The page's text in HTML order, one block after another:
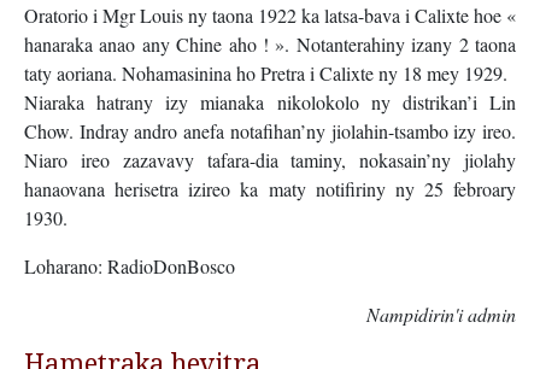
Oratorio i Mgr Louis ny taona 1922 ka latsa-bava i Calixte hoe «
hanaraka anao any Chine aho ! ». Notanterahiny izany 2 taona
taty aoriana. Nohamasinina ho Pretra i Calixte ny 18 mey 1929.
Niaraka hatrany izy mianaka nikolokolo ny distrikan’i Lin
Chow. Indray andro anefa notafihan’ny jiolahin-tsambo izy ireo.
Niaro ireo zazavavy tafara-dia taminy, nokasain’ny jiolahy
hanaovana herisetra izireo ka maty notifiriny ny 25 febroary
1930.
Loharano: RadioDonBosco
Nampidirin'i admin